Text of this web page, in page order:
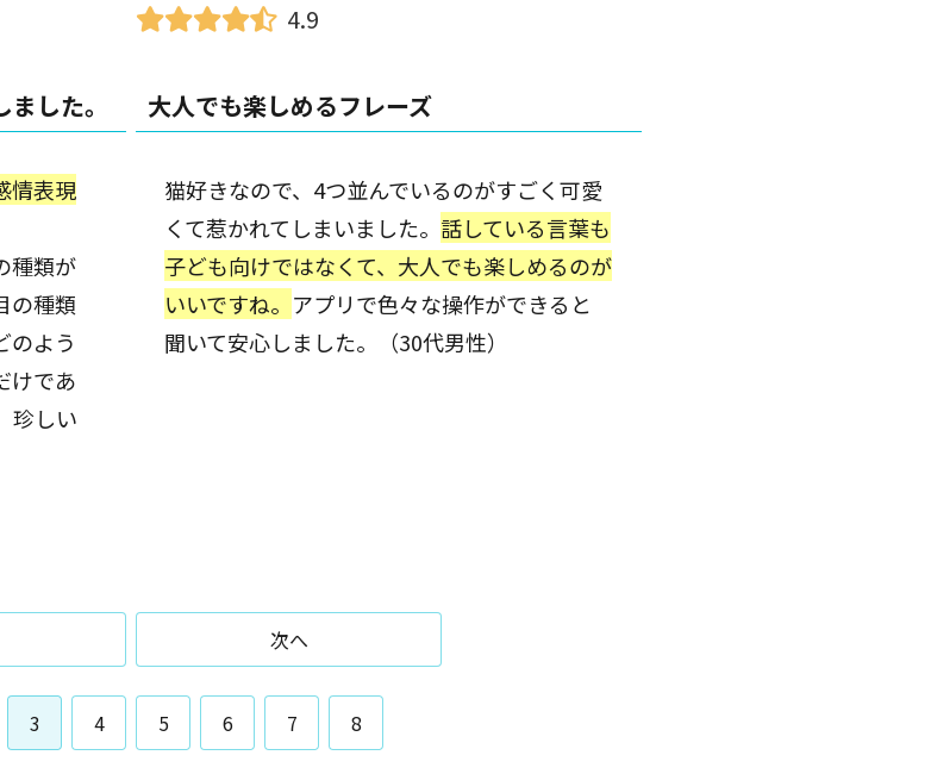
した。
情表現
種類が
の種類
のよう
けであ
珍しい
4.9
大人でも楽しめるフレーズ
猫好きなので、4つ並んでいるのがすごく可愛
くて惹かれてしまいました。 話している言葉も
子ども向けではなくて、大人でも楽しめるのが
いいですね。 アプリで色々な操作ができると
聞いて安心しました。（30代男性）
次へ
3 4 5 6 7 8